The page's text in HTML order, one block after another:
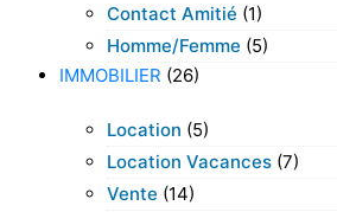
Contact Amitié (1)
Homme/femme (5)
IMMOBILIER (26)
Location (5)
Location Vacances (7)
Vente (14)